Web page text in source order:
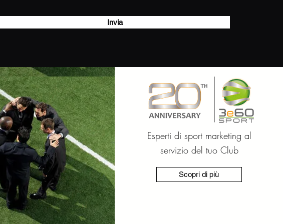
Invia
Esperti di sport marketing al
servizio del tuo Club
Scopri di più